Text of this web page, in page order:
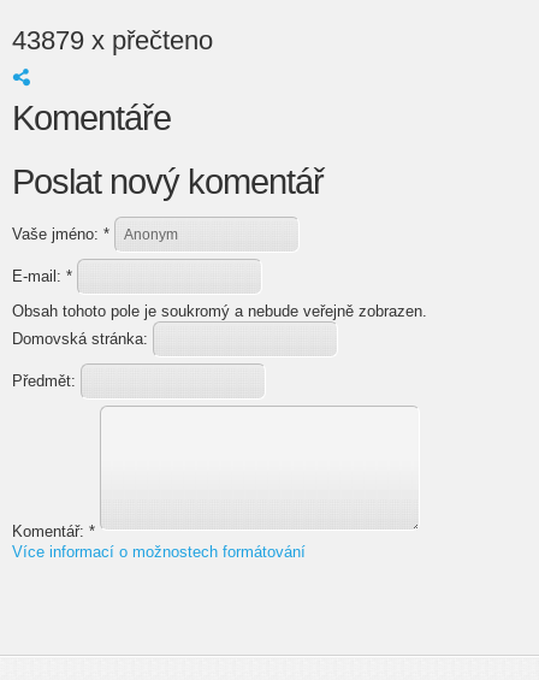
43879 x přečteno
Komentáře
Poslat nový komentář
Vaše jméno: *
E-mail: *
Obsah tohoto pole je soukromý a nebude veřejně zobrazen.
Domovská stránka:
Předmět:
Komentář: *
Více informací o možnostech formátování